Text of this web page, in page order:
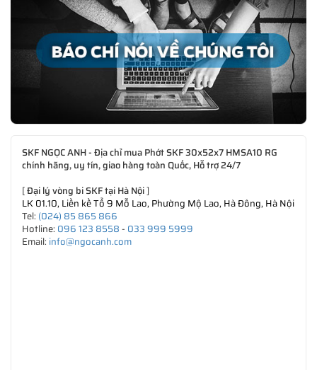
SKF NGỌC ANH - Địa chỉ mua Phớt SKF 30x52x7 HMSA10 RG
chính hãng, uy tín, giao hàng toàn Quốc, Hỗ trợ 24/7
[Đại lý vòng bi SKF tại Hà Nội]
LK 01.10, Liền kề Tổ 9 Mỗ Lao, Phường Mộ Lao, Hà Đông, Hà Nội
Tel: (024) 85 865 866
Hotline: 096 123 8558- 033 999 5999
Email: info@ngocanh.com